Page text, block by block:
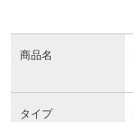
商品名
タイプ